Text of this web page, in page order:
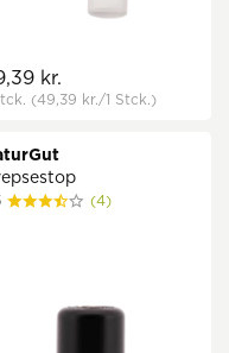
kr.
(49,39 kr./1 Stck.)
(4)